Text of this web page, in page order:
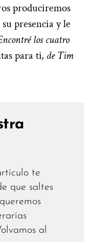
produciremos
presencia y le
los cuatro
para ti, de Tim
te
que saltes
al